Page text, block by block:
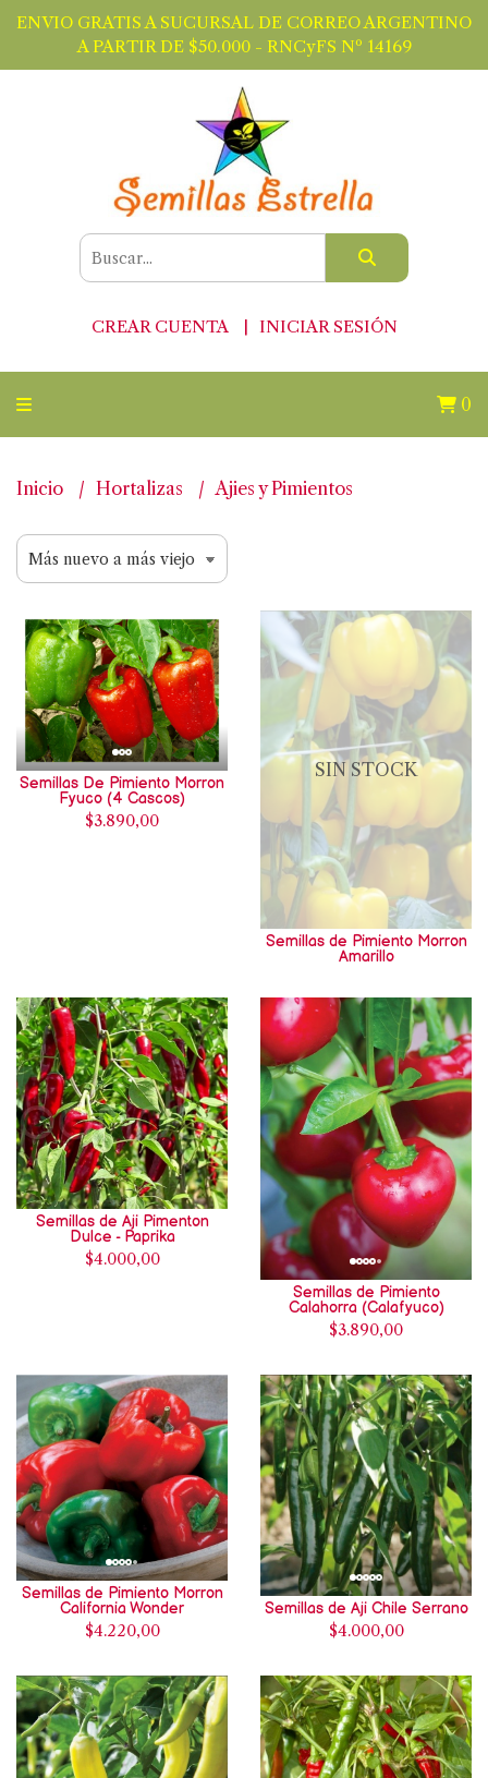
ENVIO GRATIS A SUCURSAL DE CORREO ARGENTINO
A PARTIR DE $50.000 - RNCyFS Nº 14169
CREAR CUENTA INICIAR SESIÓN
0
Inicio Hortalizas Ajies y Pimientos
Semillas De Pimiento Morron
Fyuco (4 Cascos)
$3.890,00
SIN STOCK
Semillas de Pimiento Morron
Amarillo
Semillas de Aji Pimenton
Dulce - Paprika
$4.000,00
Semillas de Pimiento
Calahorra (Calafyuco)
$3.890,00
Semillas de Pimiento Morron
California Wonder
$4.220,00
Semillas de Aji Chile Serrano
$4.000,00